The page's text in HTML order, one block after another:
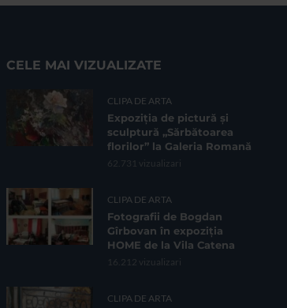
CELE MAI VIZUALIZATE
CLIPA DE ARTA
Expoziția de pictură și
sculptură „Sărbătoarea
florilor” la Galeria Romană
62.731 vizualizari
CLIPA DE ARTA
Fotografii de Bogdan
Gîrbovan în expoziția
HOME de la Vila Catena
16.212 vizualizari
CLIPA DE ARTA